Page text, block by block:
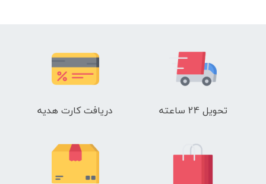
تحویل 24 ساعته دریافت کارت هدیه